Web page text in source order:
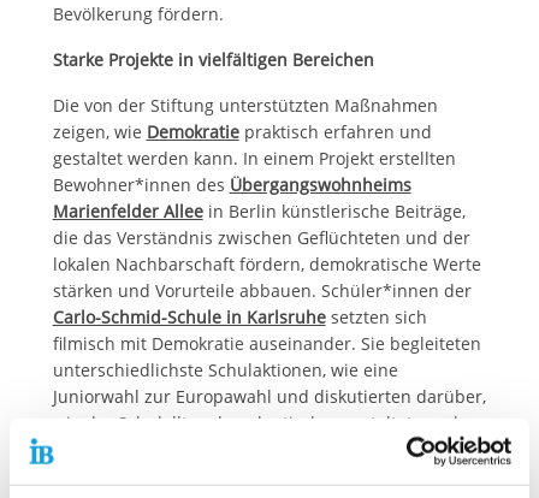
Bevölkerung fördern.
Starke Projekte in vielfältigen Bereichen
Die von der Stiftung unterstützten Maßnahmen
zeigen, wie Demokratiepraktisch erfahren und
gestaltet werden kann. In einem Projekt erstellten
Bewohner*innen des Übergangswohnheims
Marienfelder Alleein Berlin künstlerische Beiträge,
die das Verständnis zwischen Geflüchteten und der
lokalen Nachbarschaft fördern, demokratische Werte
stärken und Vorurteile abbauen. Schüler*innen der
Carlo-Schmid-Schule in Karlsruhesetzten sich
filmisch mit Demokratie auseinander. Sie begleiteten
unterschiedlichste Schulaktionen, wie eine
Juniorwahl zur Europawahl und diskutierten darüber,
wie der Schulalltag demokratischer gestaltet werden
kann.